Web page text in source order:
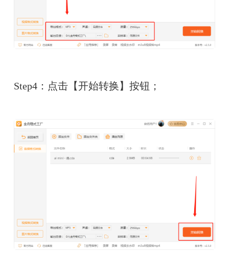
Step4：点击【开始转换】按钮；